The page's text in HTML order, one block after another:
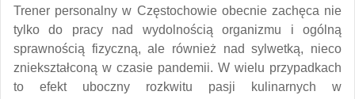
Trener personalny w Częstochowie obecnie zachęca nie
tylko do pracy nad wydolnością organizmu i ogólną
sprawnością fizyczną, ale również nad sylwetką, nieco
zniekształconą w czasie pandemii. W wielu przypadkach
to efekt uboczny rozkwitu pasji kulinarnych w